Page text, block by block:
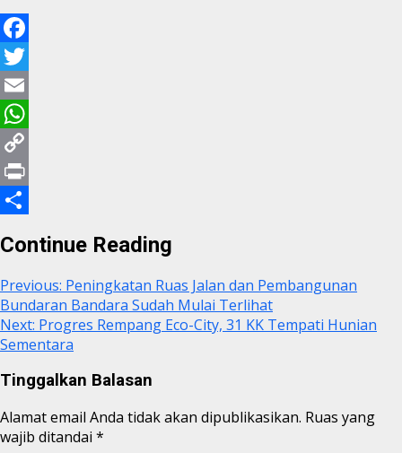
Facebook
Twitter
Email
WhatsApp
Copy
Link
Print
Continue Reading
Previous: Peningkatan Ruas Jalan dan Pembangunan
Bundaran Bandara Sudah Mulai Terlihat
Next: Progres Rempang Eco-City, 31 KK Tempati Hunian
Sementara
Tinggalkan Balasan
Alamat email Anda tidak akan dipublikasikan. Ruas yang
wajib ditandai *